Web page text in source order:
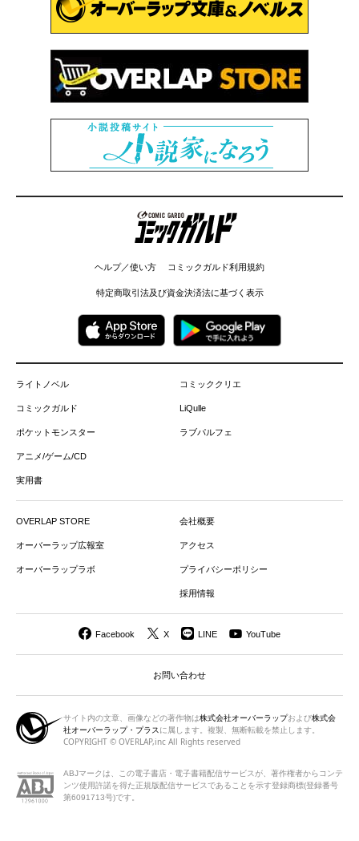
コミックガルド
ヘルプ／使い方 コミックガルド利用規約
特定商取引法及び資金決済法に基づく表示
ライトノベル
コミックガルド
ポケットモンスター
アニメ/ゲーム/CD
実用書
コミッククリエ
LiQulle
ラブパルフェ
OVERLAP STORE
オーバーラップ広報室
オーバーラップラボ
会社概要
アクセス
プライバシーポリシー
採用情報
Facebook X LINE YouTube
お問い合わせ
サイト内の文章、画像などの著作物は株式会社オーバーラップおよび株式会
社オーバーラップ・プラス に属します。複製、無断転載を禁止します。
COPYRIGHT © OVERLAP,inc All Rights reserved
ABJマークは、この電子書店・電子書籍配信サービスが、著作権者からコンテ
ンツ使用許諾を得た正規版配信サービスであることを示す登録商標(登録番号
第6091713号)です。